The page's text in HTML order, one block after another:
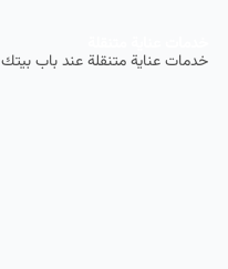
خدمات عناية متنقلة عند باب بيتك